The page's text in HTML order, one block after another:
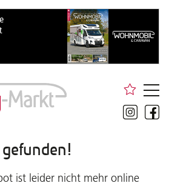
ist leider nicht mehr online